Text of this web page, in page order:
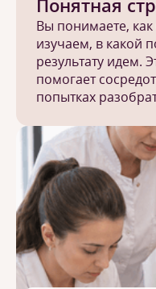
Понятная
Вы понимаете, как
изучаем, в какой
результату идем.
помогает
попытках